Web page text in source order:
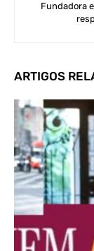
Fundadora
ARTIGOS